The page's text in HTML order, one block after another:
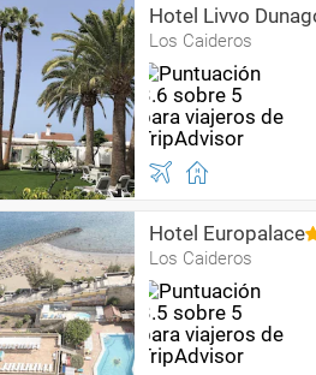
Hotel Livvo
Los Caideros
Hotel Europalace
Los Caideros